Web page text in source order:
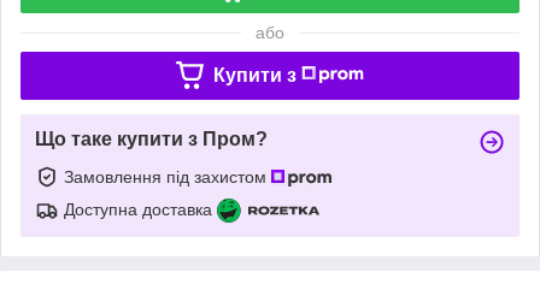
або
Купити з
Що таке купити з Пром?
Замовлення під захистом
Доступна доставка